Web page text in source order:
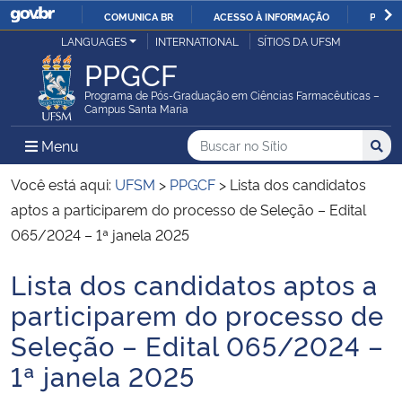
IR
O
COMUNICA BR ACESSO À INFORMAÇÃO
Ministério da Justiça e Segurança Pública
Ministério da Defesa
Ministério das Relações Exteriores
Ministério da Economia
Ministério da Infraestrutura
Ministério da Agricultura, Pecuária e Abastecimento
Ministério da Educação
LANGUAGES INTERNATIONAL SÍTIOS DA UFSM
PPGCF
Programa de Pós-Graduação em Ciências Farmacêuticas –
Campus Santa Maria
Menu Menu Principal do Sítio
Busca
Buscar no no Sítio
Busca:
Você está aqui: UFSM > PPGCF > Lista dos candidatos
aptos a participarem do processo de Seleção – Edital
065/2024 – 1ª janela 2025
Início do conteúdo
Lista dos candidatos aptos a
participarem do processo de
Seleção – Edital 065/2024 –
1ª janela 2025